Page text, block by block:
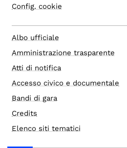
Config. cookie
Albo ufficiale
Amministrazione trasparente
Atti di notifica
Accesso civico e documentale
Bandi di gara
Credits
Elenco siti tematici